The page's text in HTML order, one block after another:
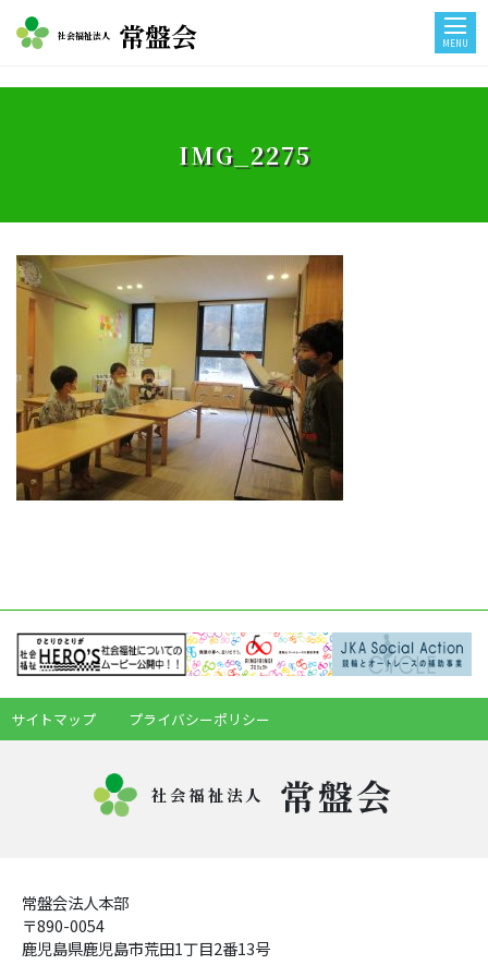
社会福祉法人 常盤会 MENU
IMG_2275
サイトマップ プライバシーポリシー
社会福祉法人 常盤会
常盤会法人本部
〒890-0054
鹿児島県鹿児島市荒田1丁目2番13号